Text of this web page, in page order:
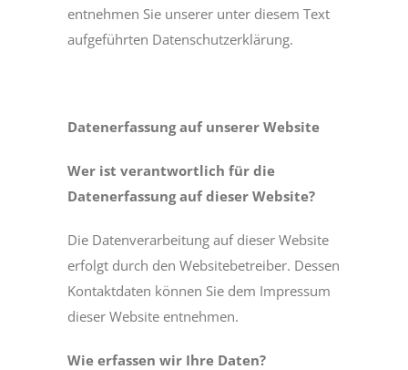
entnehmen Sie unserer unter diesem Text
aufgeführten Datenschutzerklärung.
Datenerfassung auf unserer Website
Wer ist verantwortlich für die
Datenerfassung auf dieser Website?
Die Datenverarbeitung auf dieser Website
erfolgt durch den Websitebetreiber. Dessen
Kontaktdaten können Sie dem Impressum
dieser Website entnehmen.
Wie erfassen wir Ihre Daten?